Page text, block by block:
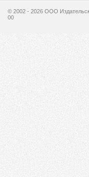
© 2002 - 2026 OOO
00